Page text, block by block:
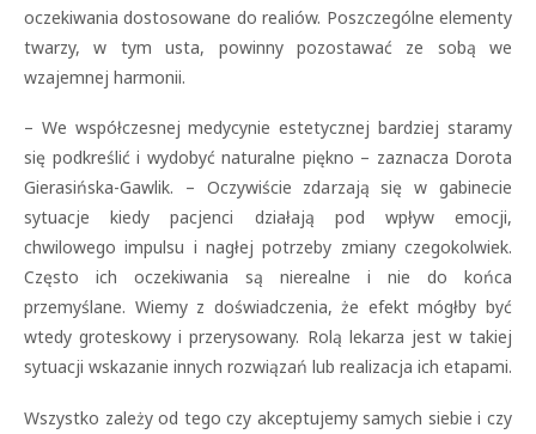
oczekiwania dostosowane do realiów. Poszczególne elementy
twarzy, w tym usta, powinny pozostawać ze sobą we
wzajemnej harmonii.
– We współczesnej medycynie estetycznej bardziej staramy
się podkreślić i wydobyć naturalne piękno – zaznacza Dorota
Gierasińska-Gawlik. – Oczywiście zdarzają się w gabinecie
sytuacje kiedy pacjenci działają pod wpływ emocji,
chwilowego impulsu i nagłej potrzeby zmiany czegokolwiek.
Często ich oczekiwania są nierealne i nie do końca
przemyślane. Wiemy z doświadczenia, że efekt mógłby być
wtedy groteskowy i przerysowany. Rolą lekarza jest w takiej
sytuacji wskazanie innych rozwiązań lub realizacja ich etapami.
Wszystko zależy od tego czy akceptujemy samych siebie i czy